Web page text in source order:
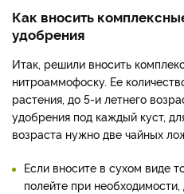
Как вносить
удобрения
Итак, решили вносить
нитроаммофоску. Ее
растения, до 5-и летнего
удобрения под каждый куст,
возраста нужно две чайных
Если вносите в сухом виде
полейте при